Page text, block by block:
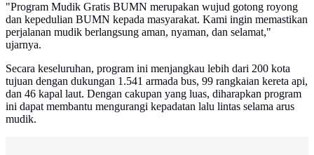
"Program Mudik Gratis BUMN merupakan wujud gotong royong
dan kepedulian BUMN kepada masyarakat. Kami ingin memastikan
perjalanan mudik berlangsung aman, nyaman, dan selamat,"
ujarnya.
Secara keseluruhan, program ini menjangkau lebih dari 200 kota
tujuan dengan dukungan 1.541 armada bus, 99 rangkaian kereta api,
dan 46 kapal laut. Dengan cakupan yang luas, diharapkan program
ini dapat membantu mengurangi kepadatan lalu lintas selama arus
mudik.